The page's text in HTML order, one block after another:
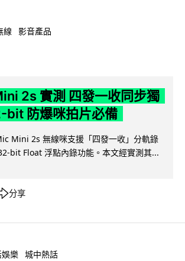
線 影音產品
2s 實測 四發一收同步獨
bit 防爆咪拍片必備
Mini 2s 無線咪支援「四發一收」分軌錄
bit Float 浮點內錄功能。本文經實測其...
分享
娛樂 城中熱話